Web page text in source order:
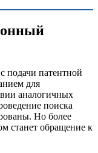
подачи патентной
для
аналогичных
поиска
Но более
станет обращение к